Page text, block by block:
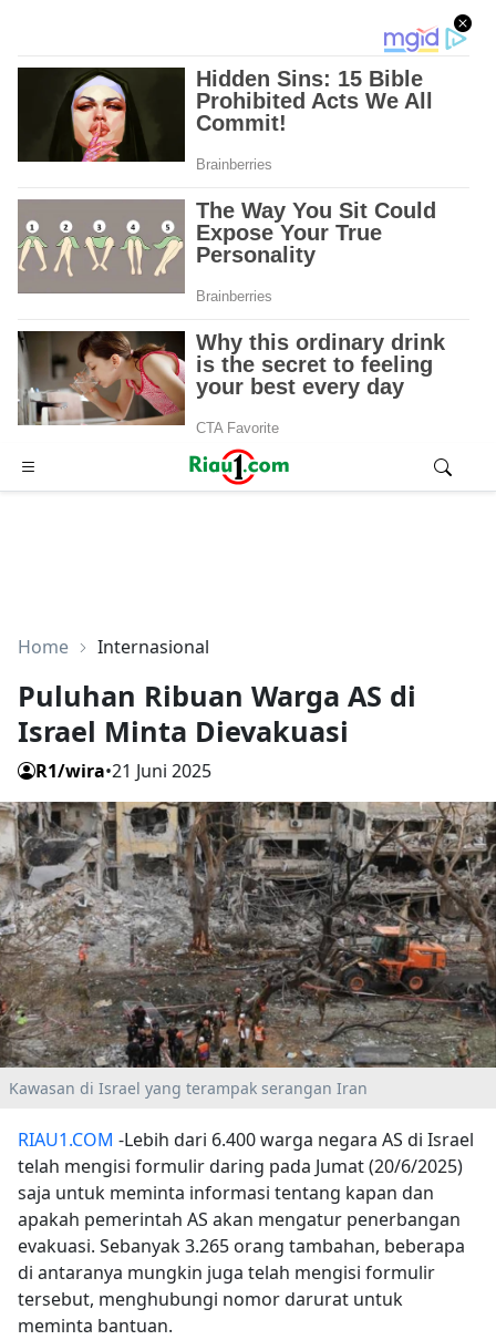
Advertisement
Home Internasional
Puluhan Ribuan Warga AS di
Israel Minta Dievakuasi
R1/wira•21 Juni 2025
Kawasan di Israel yang terampak serangan Iran
RIAU1.COM -Lebih dari 6.400 warga negara AS di Israel
telah mengisi formulir daring pada Jumat (20/6/2025)
saja untuk meminta informasi tentang kapan dan
apakah pemerintah AS akan mengatur penerbangan
evakuasi. Sebanyak 3.265 orang tambahan, beberapa
di antaranya mungkin juga telah mengisi formulir
tersebut, menghubungi nomor darurat untuk
meminta bantuan.